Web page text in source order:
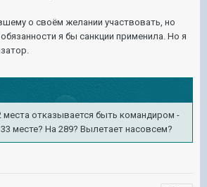
о своём желании участвовать, но
я бы санкции применила. Но я
места отказывается быть командиром -
месте? На 289? Вылетает насовсем?